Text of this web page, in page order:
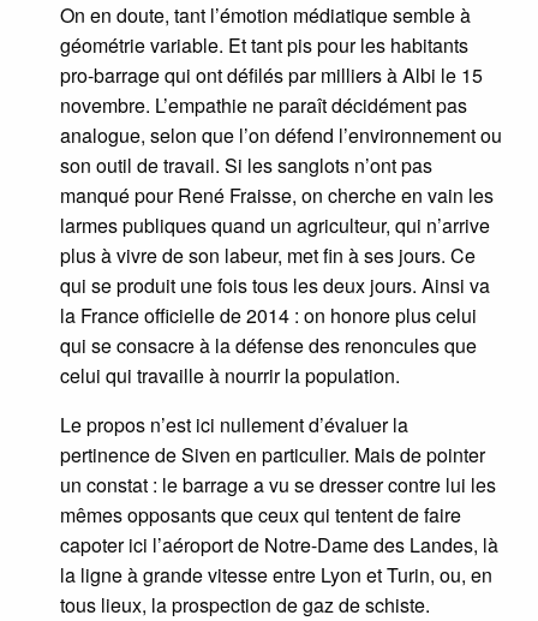
On en doute, tant l’émotion médiatique semble à
géométrie variable. Et tant pis pour les habitants
pro-barrage qui ont défilés par milliers à Albi le 15
novembre. L’empathie ne paraît décidément pas
analogue, selon que l’on défend l’environnement ou
son outil de travail. Si les sanglots n’ont pas
manqué pour René Fraisse, on cherche en vain les
larmes publiques quand un agriculteur, qui n’arrive
plus à vivre de son labeur, met fin à ses jours. Ce
qui se produit une fois tous les deux jours. Ainsi va
la France officielle de 2014 : on honore plus celui
qui se consacre à la défense des renoncules que
celui qui travaille à nourrir la population.
Le propos n’est ici nullement d’évaluer la
pertinence de Siven en particulier. Mais de pointer
un constat : le barrage a vu se dresser contre lui les
mêmes opposants que ceux qui tentent de faire
capoter ici l’aéroport de Notre-Dame des Landes, là
la ligne à grande vitesse entre Lyon et Turin, ou, en
tous lieux, la prospection de gaz de schiste.